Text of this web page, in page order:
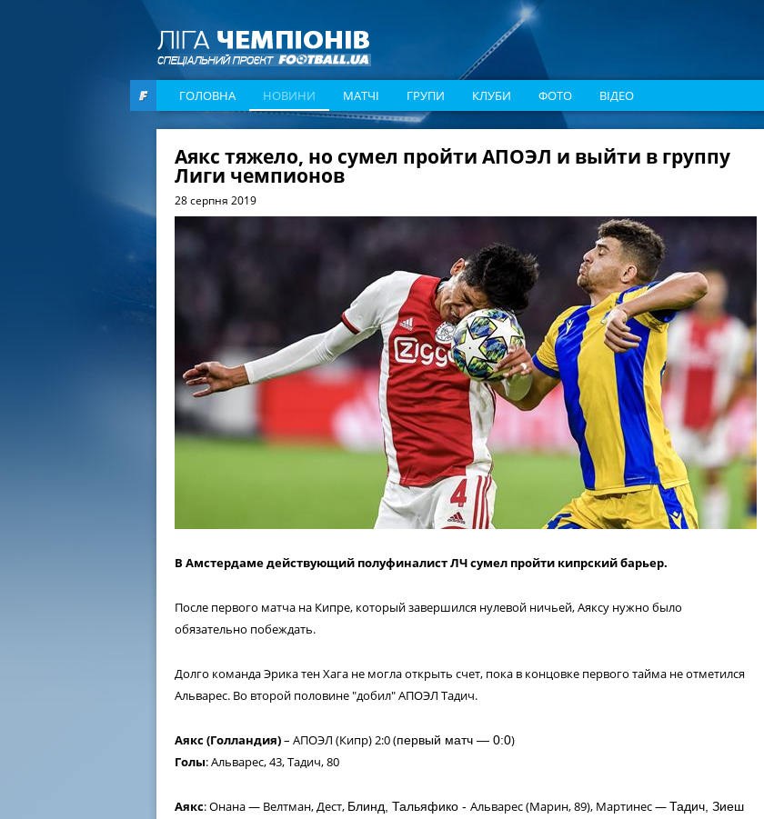
ГОЛОВНА НОВИНИ МАТЧІ ГРУПИ КЛУБИ ФОТО ВІДЕО
Аякс тяжело, но сумел пройти АПОЭЛ и выйти в группу
Лиги чемпионов
28 серпня 2019
В Амстердаме действующий полуфиналист ЛЧ сумел пройти кипрский барьер.
После первого матча на Кипре, который завершился нулевой ничьей, Аяксу нужно было
обязательно побеждать.
Долго команда Эрика тен Хага не могла открыть счет, пока в концовке первого тайма не отметился
Альварес. Во второй половине "добил" АПОЭЛ Тадич.
Аякс (Голландия)– АПОЭЛ (Кипр) 2:0 (первый матч — 0:0)
Голы: Альварес, 43, Тадич, 80
Аякс: Онана — Велтман, Дест, Блинд, Тальяфико - Альварес (Марин, 89), Мартинес —Тадич, Зиеш